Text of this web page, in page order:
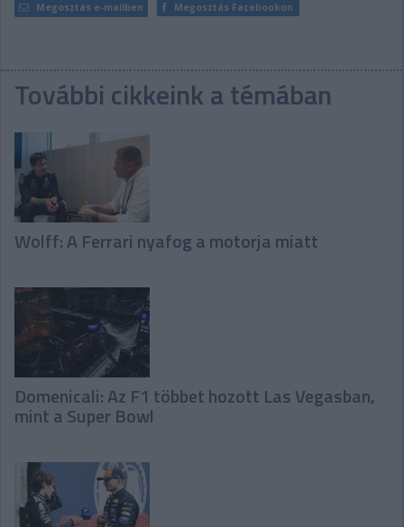
Megosztás e-mailben Megosztás Facebookon
További cikkeink a témában
Wolff: A Ferrari nyafog a motorja miatt
Domenicali: Az F1 többet hozott Las Vegasban,
mint a Super Bowl